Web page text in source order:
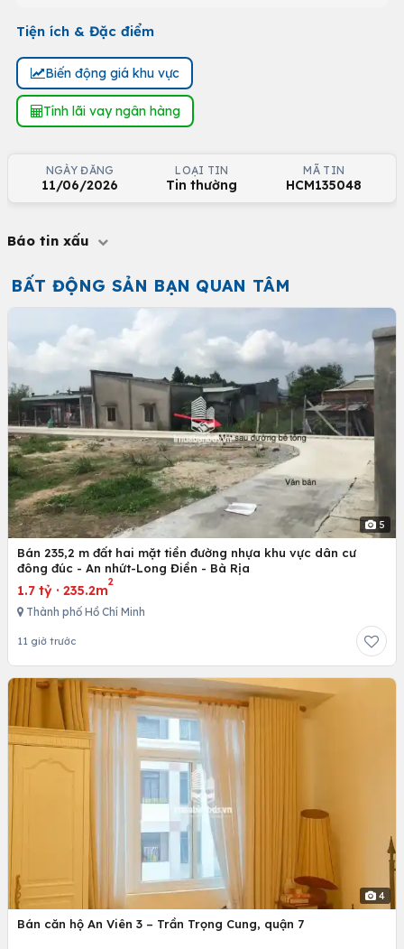
Tiện ích & Đặc điểm
Biến động giá khu vực
Tính lãi vay ngân hàng
NGÀY ĐĂNG
11/06/2026
LOẠI TIN
Tin thường
MÃ TIN
HCM135048
Báo tin xấu
BẤT ĐỘNG SẢN BẠN QUAN TÂM
5
Bán 235,2 m đất hai mặt tiền đường nhựa khu vực dân cư
đông đúc - An nhứt-Long Điền - Bà Rịa
1.7 tỷ · 235.2m
2
Thành phố Hồ Chí Minh
11 giờ trước
4
Bán căn hộ An Viên 3 – Trần Trọng Cung, quận 7